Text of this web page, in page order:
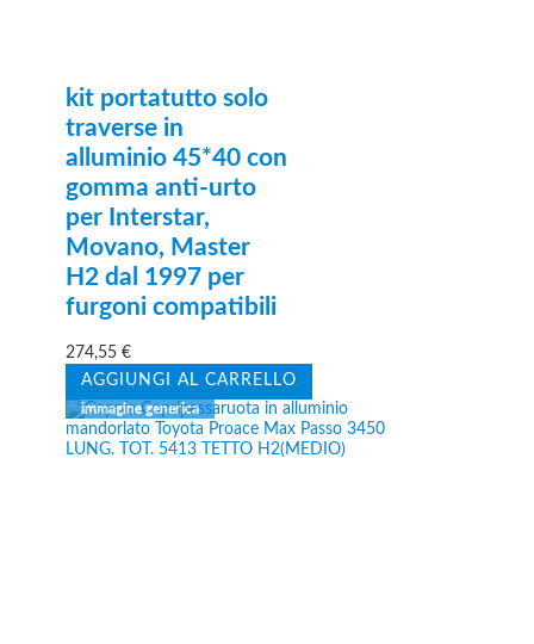
kit portatutto solo
traverse in
alluminio 45*40 con
gomma anti-urto
per Interstar,
Movano, Master
H2 dal 1997 per
furgoni compatibili
274,55€
AGGIUNGI AL CARRELLO